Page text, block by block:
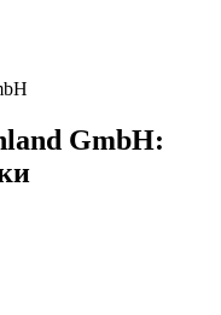
GmbH: